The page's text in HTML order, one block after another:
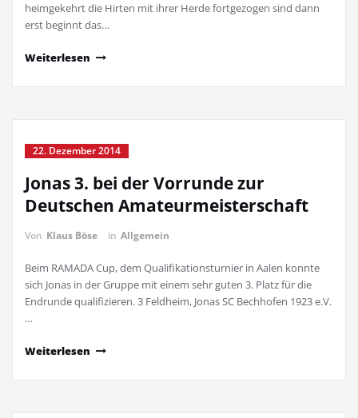
heimgekehrt die Hirten mit ihrer Herde fortgezogen sind dann
erst beginnt das…
Weiterlesen
22. Dezember 2014
Jonas 3. bei der Vorrunde zur
Deutschen Amateurmeisterschaft
Von Klaus Böse in Allgemein
Beim RAMADA Cup, dem Qualifikationsturnier in Aalen konnte
sich Jonas in der Gruppe mit einem sehr guten 3. Platz für die
Endrunde qualifizieren. 3 Feldheim, Jonas SC Bechhofen 1923 e.V.
…
Weiterlesen